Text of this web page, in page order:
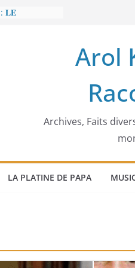
𝐋𝐄
𝐨𝐫𝐝𝐢𝐧𝐚𝐭𝐞𝐮𝐫
Arol
Archives, Faits
LA PLATINE DE PAPA